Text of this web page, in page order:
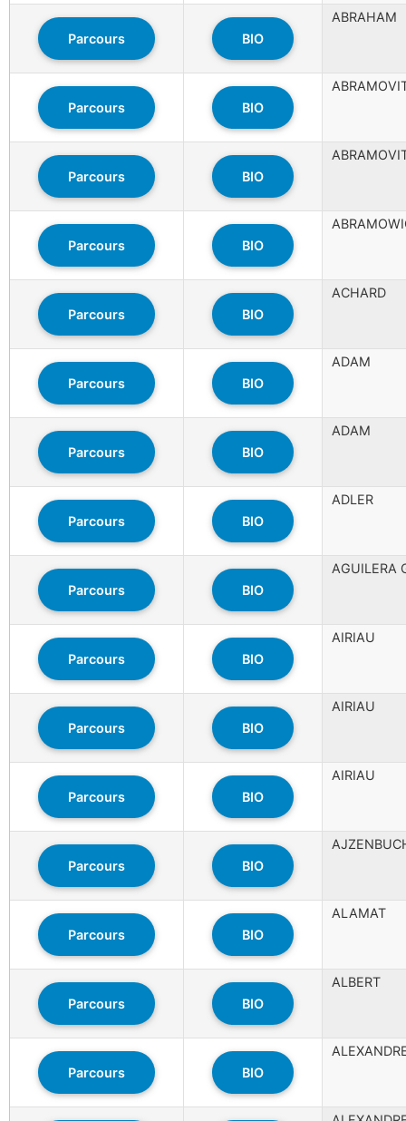
Parcours BIO
ABRAHAM
Parcours BIO
Parcours BIO
Parcours BIO
Parcours BIO
ACHARD
Parcours BIO
ADAM
Parcours BIO
ADAM
Parcours BIO
ADLER
Parcours BIO
AGUILERA
Parcours BIO
AIRIAU
Parcours BIO
AIRIAU
Parcours BIO
AIRIAU
Parcours BIO
Parcours BIO
ALAMAT
Parcours BIO
ALBERT
Parcours BIO